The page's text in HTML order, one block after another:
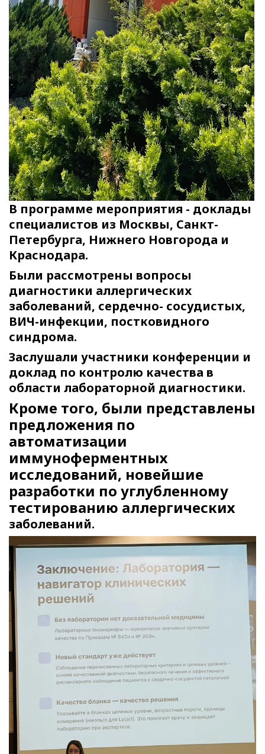
В программе мероприятия - доклады
специалистов из Москвы, Санкт-
Петербурга, Нижнего Новгорода и
Краснодара.
Были рассмотрены вопросы
диагностики аллергических
заболеваний, сердечно- сосудистых,
ВИЧ-инфекции, постковидного
синдрома.
Заслушали участники конференции и
доклад по контролю качества в
области лабораторной диагностики.
Кроме того, были представлены
предложения по
автоматизации
иммуноферментных
исследований, новейшие
разработки по углубленному
тестированию аллергических
заболеваний.